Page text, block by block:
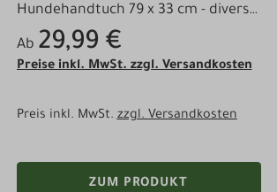
Hundehandtuch 79 x 33 cm - diverse
Farben
Ab 29,99 €
Preise inkl. MwSt. zzgl. Versandkosten
Preis inkl. MwSt.zzgl. Versandkosten
ZUM PRODUKT